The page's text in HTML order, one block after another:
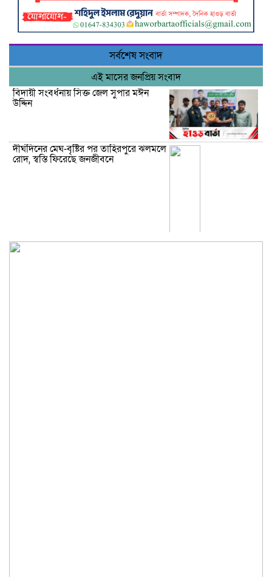
সর্বশেষ সংবাদ
এই মাসের জনপ্রিয় সংবাদ
বিদায়ী সংবর্ধনায় সিক্ত জেল সুপার মঈন
উদ্দিন
দীর্ঘদিনের মেঘ-বৃষ্টির পর তাহিরপুরে ঝলমলে
রোদ, স্বস্তি ফিরেছে জনজীবনে